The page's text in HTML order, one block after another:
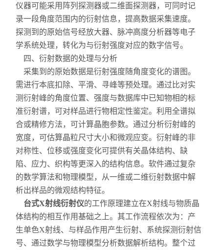
仪器可能采用阵列探测器或二维面探测器，可同时记
录一段角度范围内的衍射信息，提高数据采集速度。
探测到的原始信号经放大器、脉冲高度分析器等电子
学系统处理，转化为与衍射强度对应的数字信号。
四、衍射数据的处理与分析
采集到的原始数据是衍射强度随角度变化的谱图。
需进行本底扣除、平滑、寻峰等预处理。通过比对实
测衍射峰的角度位置、强度与数据库中已知物相的标
准衍射谱，可对样品进行物相定性鉴定。利用全谱拟
合或精修方法，可计算晶胞参数。通过分析衍射峰的
宽度，可估算晶粒尺寸大小和微观应变。衍射峰的非
对称性、位移或强度变化可提供有关晶体结构、缺
陷、应力、织构等更深入的结构信息。软件通过复杂
的数学算法和物理模型，从一维或二维衍射数据中解
析出样品的微观结构特征。
台式X射线衍射仪的工作原理建立在X射线与物质晶
体结构的相互作用基础之上。其工作流程依次为：产
生单色X射线、与样品作用产生衍射、系统探测衍射信
号、通过数学与物理模型分析数据解析结构。整个过